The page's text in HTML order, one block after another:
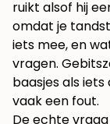
ruikt alsof hij
omdat je
iets mee, en
vragen.
baasjes als
vaak een fout.
De echte